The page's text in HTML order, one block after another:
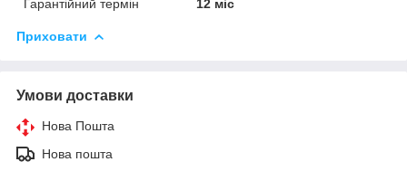
Гарантійний термін
12 міс
Приховати
Умови доставки
Нова Пошта
Нова пошта